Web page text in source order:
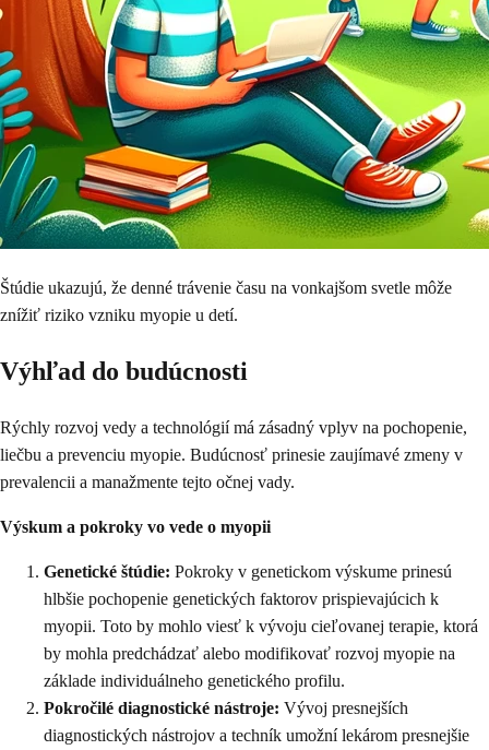
Štúdie ukazujú, že denné trávenie času na vonkajšom svetle môže
znížiť riziko vzniku myopie u detí.
Výhľad do budúcnosti
Rýchly rozvoj vedy a technológií má zásadný vplyv na pochopenie,
liečbu a prevenciu myopie. Budúcnosť prinesie zaujímavé zmeny v
prevalencii a manažmente tejto očnej vady.
Výskum a pokroky vo vede o myopii
Genetické štúdie: Pokroky v genetickom výskume prinesú
hlbšie pochopenie genetických faktorov prispievajúcich k
myopii. Toto by mohlo viesť k vývoju cieľovanej terapie, ktorá
by mohla predchádzať alebo modifikovať rozvoj myopie na
základe individuálneho genetického profilu.
Pokročilé diagnostické nástroje: Vývoj presnejších
diagnostických nástrojov a techník umožní lekárom presnejšie